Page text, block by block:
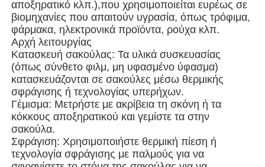
Σχετικά με εμάς
Επισκέψεις στο εργοστάσιο
Ποιοτικός έλεγχος
Επικοινωνήστε μαζί μας
αποξηρατικό κλπ.),που χρησιμοποιείται ευρέως σε
βιομηχανίες που απαιτούν υγρασία, όπως τρόφιμα,
φάρμακα, ηλεκτρονικά προϊόντα, ρούχα κλπ.
Αρχή λειτουργίας
Κατασκευή σακούλας: Τα υλικά συσκευασίας
(όπως σύνθετο φιλμ, μη υφασμένο ύφασμα)
κατασκευάζονται σε σακούλες μέσω θερμικής
σφράγισης ή τεχνολογίας υπερήχων.
Γέμισμα: Μετρήστε με ακρίβεια τη σκόνη ή τα
κόκκους αποξηρατικού και γεμίστε τα στην
σακούλα.
Σφράγιση: Χρησιμοποιήστε θερμική πίεση ή
τεχνολογία σφράγισης με παλμούς για να